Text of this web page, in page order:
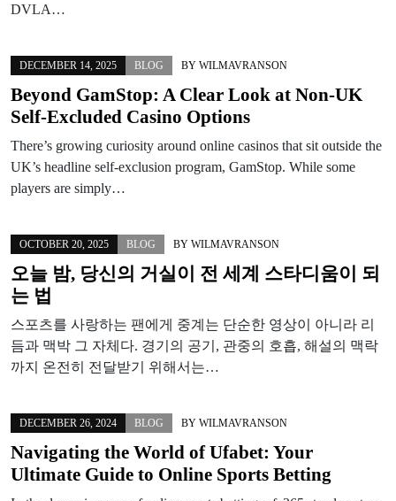
DVLA…
DECEMBER 14, 2025 BLOG BY WILMAVRANSON
Beyond GamStop: A Clear Look at Non‑UK
Self-Excluded Casino Options
There’s growing curiosity around online casinos that sit outside the
UK’s headline self-exclusion program, GamStop. While some
players are simply…
OCTOBER 20, 2025 BLOG BY WILMAVRANSON
오늘 밤, 당신의 거실이 전 세계 스타디움이 되
는 법
스포츠를 사랑하는 팬에게 중계는 단순한 영상이 아니라 리
듬과 맥박 그 자체다. 경기의 공기, 관중의 호흡, 해설의 맥락
까지 온전히 전달받기 위해서는…
DECEMBER 26, 2024 BLOG BY WILMAVRANSON
Navigating the World of Ufabet: Your
Ultimate Guide to Online Sports Betting